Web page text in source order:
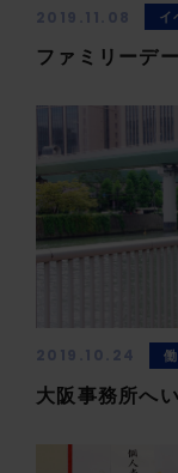
2019.11.08 イ
ファミリーデ
2019.10.24
大阪事務所へ